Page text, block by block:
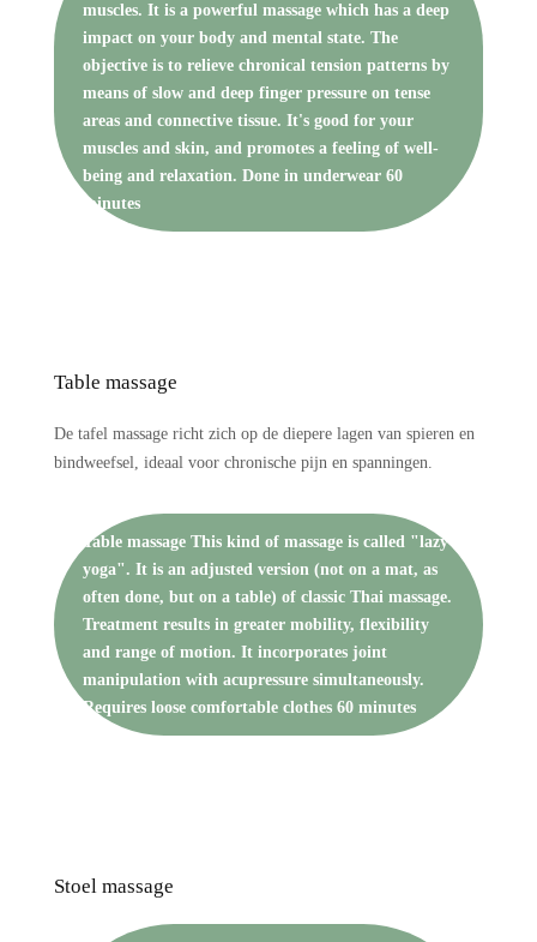
muscles. It is a powerful massage which has a deep
impact on your body and mental state. The
objective is to relieve chronical tension patterns by
means of slow and deep finger pressure on tense
areas and connective tissue. It's good for your
muscles and skin, and promotes a feeling of well-
being and relaxation. Done in underwear 60
minutes
Table massage
De tafel massage richt zich op de diepere lagen van spieren en
bindweefsel, ideaal voor chronische pijn en spanningen.
Table massage This kind of massage is called "lazy
yoga". It is an adjusted version (not on a mat, as
often done, but on a table) of classic Thai massage.
Treatment results in greater mobility, flexibility
and range of motion. It incorporates joint
manipulation with acupressure simultaneously.
Requires loose comfortable clothes 60 minutes
Stoel massage